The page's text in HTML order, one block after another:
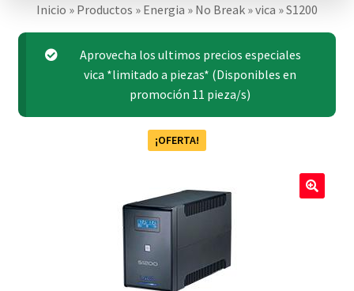
Categorias
Expandir
menú
hijo
Promociones
Carrito
Mi cuenta
Acerca de
Inicio » Productos » Energia » No Break »vica »S1200
Aprovecha los ultimos precios especiales
vica *limitado a piezas* (Disponibles en
promoción 11 pieza/s)
¡OFERTA!